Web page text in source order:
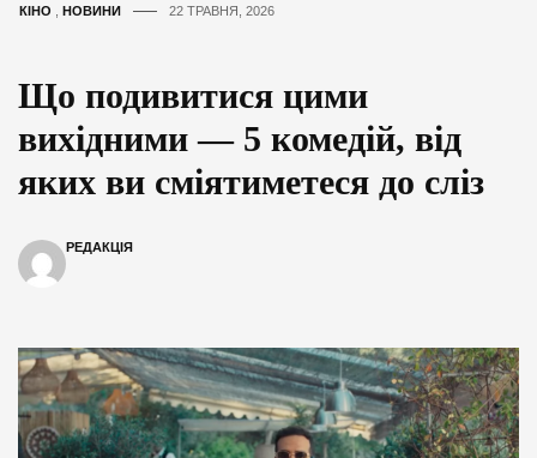
КІНО НОВИНИ 22 ТРАВНЯ, 2026
Що подивитися цими
вихідними — 5 комедій, від
яких ви сміятиметеся до сліз
РЕДАКЦІЯ